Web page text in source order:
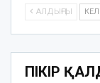
АЛДЫҢҒЫ
ПІКІР